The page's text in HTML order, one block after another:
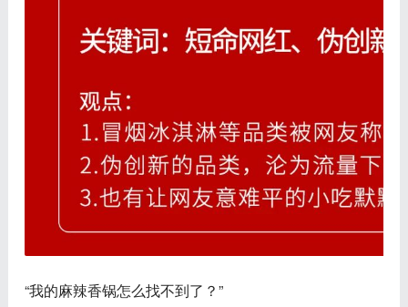
“我的麻辣香锅怎么找不到了？”